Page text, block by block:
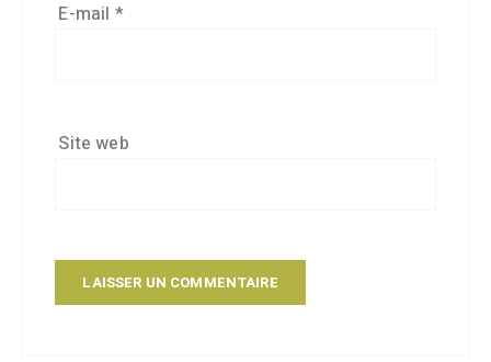
E-mail *
Site web